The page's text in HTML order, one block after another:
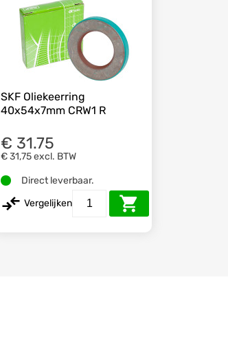
SKF Oliekeerring
40x54x7mm CRW1 R
€ 31.75
€ 31,75 excl. BTW
Direct leverbaar.
Vergelijken